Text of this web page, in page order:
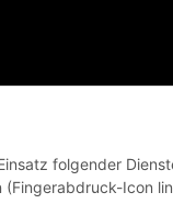
folgender
Icon